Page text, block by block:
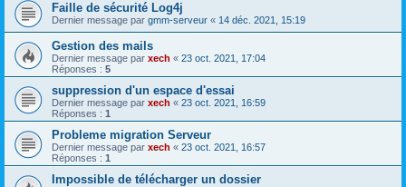
Faille de sécurité Log4j
Dernier message par gmm-serveur « 14 déc. 2021, 15:19
Gestion des mails
Dernier message par xech « 23 oct. 2021, 17:04
Réponses : 5
suppression d'un espace d'essai
Dernier message par xech « 23 oct. 2021, 16:59
Réponses : 1
Probleme migration Serveur
Dernier message par xech « 23 oct. 2021, 16:57
Réponses : 1
Impossible de télécharger un dossier